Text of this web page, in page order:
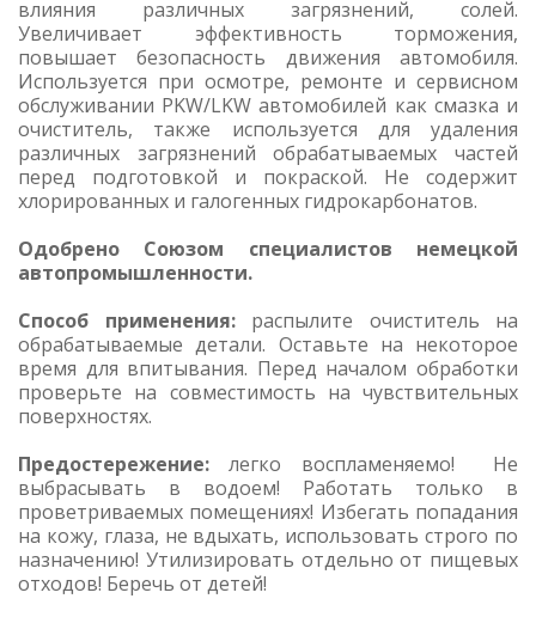
влияния различных загрязнений, солей.
Увеличивает эффективность торможения,
повышает безопасность движения автомобиля.
Используется при осмотре, ремонте и сервисном
обслуживании PKW/LKW автомобилей как смазка и
очиститель, также используется для удаления
различных загрязнений обрабатываемых частей
перед подготовкой и покраской. Не содержит
хлорированных и галогенных гидрокарбонатов.
Одобрено Союзом специалистов немецкой
автопромышленности.
Способ применения: распылите очиститель на
обрабатываемые детали. Оставьте на некоторое
время для впитывания. Перед началом обработки
проверьте на совместимость на чувствительных
поверхностях.
Предостережение:легко воспламеняемо! Не
выбрасывать в водоем! Работать только в
проветриваемых помещениях! Избегать попадания
на кожу, глаза, не вдыхать, использовать строго по
назначению! Утилизировать отдельно от пищевых
отходов! Беречь от детей!